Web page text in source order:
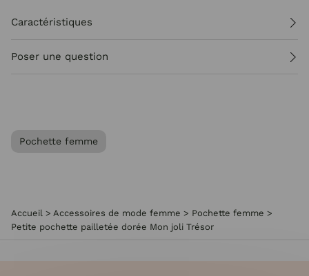
Caractéristiques
Poser une question
Pochette femme
Accueil > Accessoires de mode femme > Pochette femme >
Petite pochette pailletée dorée Mon joli Trésor